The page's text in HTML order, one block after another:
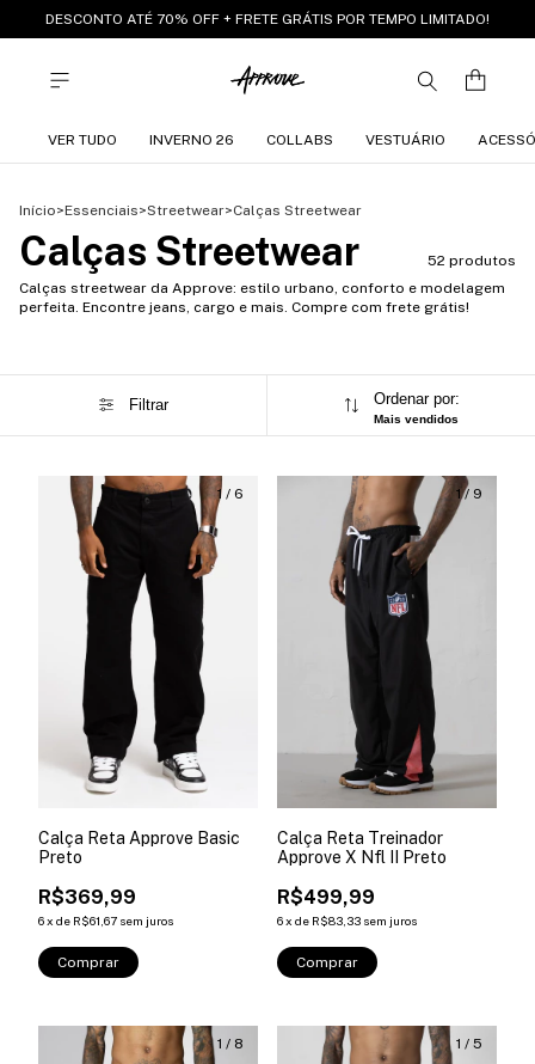
DESCONTO ATÉ 70% OFF + FRETE GRÁTIS POR TEMPO LIMITADO!
VER TUDO INVERNO 26 COLLABS VESTUÁRIO
Início>Essenciais>Streetwear>Calças Streetwear
Calças Streetwear
52 produtos
Calças streetwear da Approve: estilo urbano, conforto e modelagem
perfeita. Encontre jeans, cargo e mais. Compre com frete grátis!
Filtrar Ordenar por:
Mais vendidos
1 / 6
Calça Reta Approve Basic
Preto
R$369,99
6x de R$61,67 sem juros
Comprar
1/ 9
Calça Reta Treinador
Approve X Nfl II Preto
R$499,99
6x de R$83,33 sem juros
Comprar
1 / 8 1 / 5